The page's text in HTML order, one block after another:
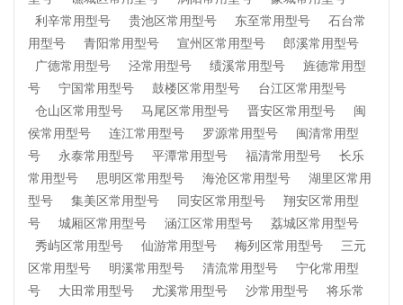
利辛常用型号
贵池区常用型号 东至常用型号
石台常
用型号
青阳常用型号 宣州区常用型号
郎溪常用型号
广德常用型号
泾常用型号 绩溪常用型号
旌德常用型
号
宁国常用型号 鼓楼区常用型号
台江区常用型号
仓山区常用型号
马尾区常用型号 晋安区常用型号
闽
侯常用型号
连江常用型号 罗源常用型号
闽清常用型
号
永泰常用型号 平潭常用型号 福清常用型号
长乐
常用型号
思明区常用型号 海沧区常用型号
湖里区常用
型号
集美区常用型号 同安区常用型号
翔安区常用型
号
城厢区常用型号 涵江区常用型号
荔城区常用型号
秀屿区常用型号
仙游常用型号 梅列区常用型号
三元
区常用型号
明溪常用型号 清流常用型号
宁化常用型
号
大田常用型号 尤溪常用型号 沙常用型号
将乐常